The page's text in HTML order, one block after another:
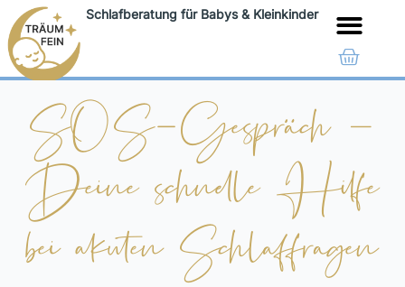
Schlafberatung für Babys & Kleinkinder
SOS-Gespräch –
Deine schnelle Hilfe
bei akuten Schlaffragen